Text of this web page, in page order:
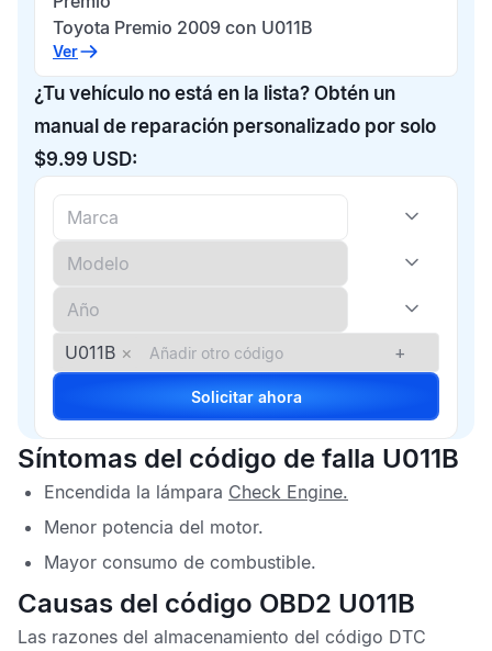
Toyota Premio 2009 con U011B
Ver
¿Tu vehículo no está en la lista? Obtén un
manual de reparación personalizado por solo
$9.99 USD:
U011B × +
Solicitar ahora
Síntomas del código de falla U011B
Encendida la lámpara Check Engine.
Menor potencia del motor.
Mayor consumo de combustible.
Causas del código OBD2 U011B
Las razones del almacenamiento del código DTC